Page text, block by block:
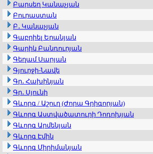
Բարսեղ Կանաչյան
Բուրաստան
Բ․ Կանաչյան
Գաբրիել Երանյան
Գարիկ Բանդուրյան
Գեղամ Սարյան
Գյուրջի-Նավե
Գր․ Հախինյան
Գր․ Սյունի
Գևորգ / Աշուղ (Ժորա Գրիգորյան)
Գևորգ Աստվածատուրի Դոդոխյան
Գևորգ Արմենյան
Գևորգ Էմին
Գևորգ Միրիմանյան